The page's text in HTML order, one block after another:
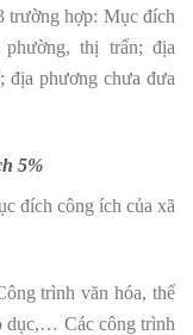
trường hợp: Mục đích
thị trấn; địa
địa phương chưa đưa
5%
đích công ích của xã
trình văn hóa, thể
dục,… Các công trình